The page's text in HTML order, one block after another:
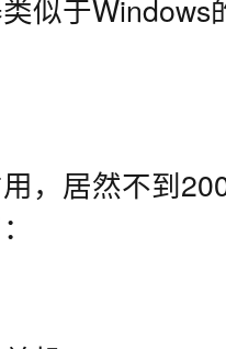
似于
，居然不到